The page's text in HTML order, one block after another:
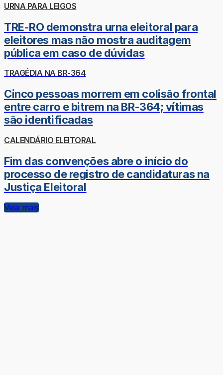
URNA PARA LEIGOS
TRE-RO demonstra urna eleitoral para
eleitores mas não mostra auditagem
pública em caso de dúvidas
TRAGÉDIA NA BR-364
Cinco pessoas morrem em colisão frontal
entre carro e bitrem na BR-364; vítimas
são identificadas
CALENDÁRIO ELEITORAL
Fim das convenções abre o início do
processo de registro de candidaturas na
Justiça Eleitoral
Veja mais